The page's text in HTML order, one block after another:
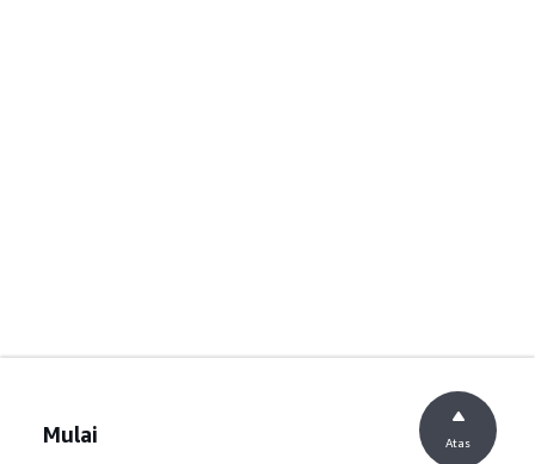
Mulai Atas